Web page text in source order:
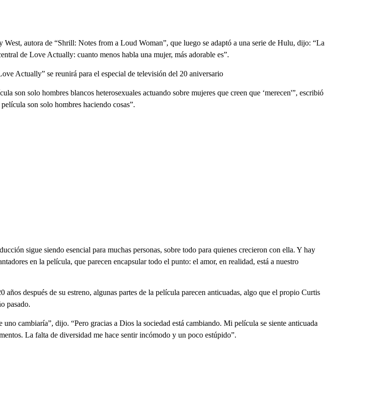
West, autora de “Shrill: Notes from a Loud Woman”, que luego se adaptó a una serie de Hulu, dijo: “La
de Love Actually: cuanto menos habla una mujer, más adorable es”.
Actually” se reunirá para el especial de televisión del 20 aniversario
son solo hombres blancos heterosexuales actuando sobre mujeres que creen que ‘merecen'”, escribió
son solo hombres haciendo cosas”.
sigue siendo esencial para muchas personas, sobre todo para quienes crecieron con ella. Y hay
en la película, que parecen encapsular todo el punto: el amor, en realidad, está a nuestro
años después de su estreno, algunas partes de la película parecen anticuadas, algo que el propio Curtis
pasado.
uno cambiaría”, dijo. “Pero gracias a Dios la sociedad está cambiando. Mi película se siente anticuada
La falta de diversidad me hace sentir incómodo y un poco estúpido”.